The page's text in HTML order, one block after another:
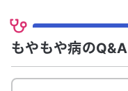
もやもや病のQ&A